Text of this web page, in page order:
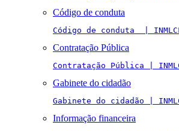
Código de conduta
Código de conduta  |
Contratação Pública
Contratação Pública |
Gabinete do cidadão
Gabinete do cidadão |
Informação financeira